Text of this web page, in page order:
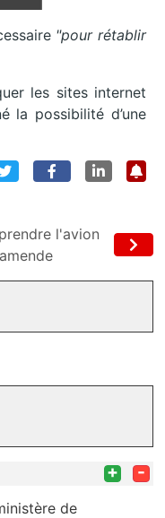
"pour rétablir
les sites internet
la possibilité d’une
l'avion
+ -
de